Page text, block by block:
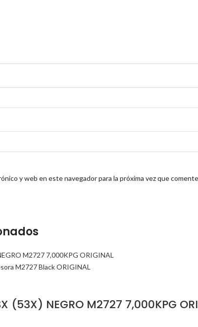
y web en este navegador para la próxima vez que
(53X) NEGRO M2727 7,000KPG